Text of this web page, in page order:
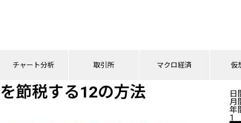
チャート分析 取引所 マクロ経済 仮
節税する12の方法
日
月
年
1